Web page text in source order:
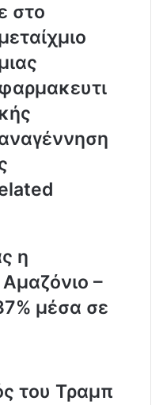
στο
η
–
μέσα σε
του Τραμπ